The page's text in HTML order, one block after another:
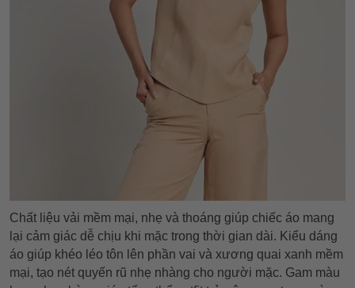
Chất liệu vải mềm mại, nhẹ và thoáng giúp chiếc áo mang
lại cảm giác dễ chịu khi mặc trong thời gian dài. Kiểu dáng
áo giúp khéo léo tôn lên phần vai và xương quai xanh mềm
mại, tạo nét quyến rũ nhẹ nhàng cho người mặc. Gam màu